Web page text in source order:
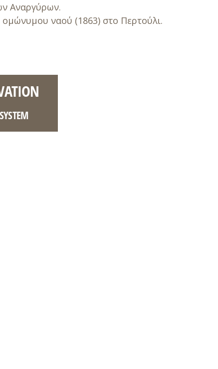
Αναργύρων.
ναού (1863) στο Περτούλι.